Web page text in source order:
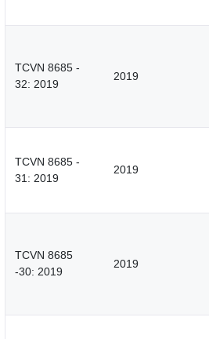
TCVN 8685 -
32: 2019
2019
TCVN 8685 -
31: 2019
2019
TCVN 8685
-30: 2019
2019